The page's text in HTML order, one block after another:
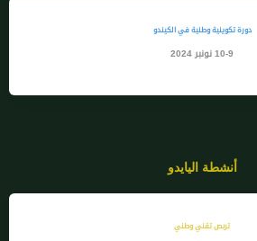
دورة تكوينية وطنية في الكيندو
10-9 نونبر 2024
أنشطة اليايدو
تربص تقني وطني